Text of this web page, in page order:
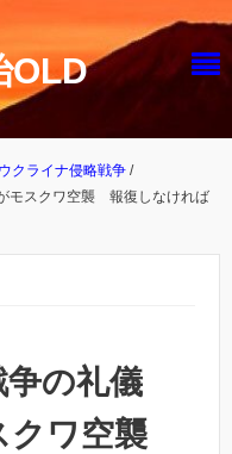
OLD
ウクライナ侵略戦争 /
モスクワ空襲 報復しなければ
争の礼儀
クワ空襲